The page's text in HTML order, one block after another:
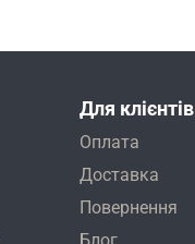
Для клієнтів
Оплата
Доставка
Повернення